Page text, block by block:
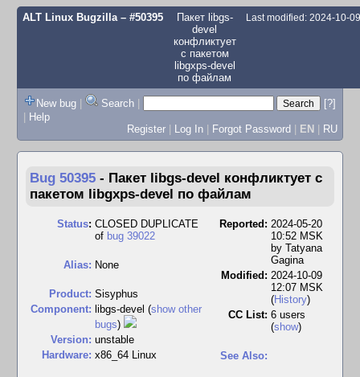
ALT Linux Bugzilla– #50395
Пакет libgs-
devel
конфликтует
с пакетом
libgxps-devel
по файлам
Last modified: 2024-10-
New bug | Search |
[?]
| Help
Register | Log In | Forgot Password | EN | RU
Bug 50395 - Пакет libgs-devel конфликтует с
пакетом libgxps-devel по файлам
Status: CLOSED DUPLICATE
of bug 39022
Alias: None
Product: Sisyphus
Component: libgs-devel (show other
bugs)
Version: unstable
Hardware: x86_64 Linux
Reported: 2024-05-20
10:52 MSK
by Tatyana
Gagina
Modified: 2024-10-09
12:07 MSK
(History)
CC List: 6 users
(show)
See Also: